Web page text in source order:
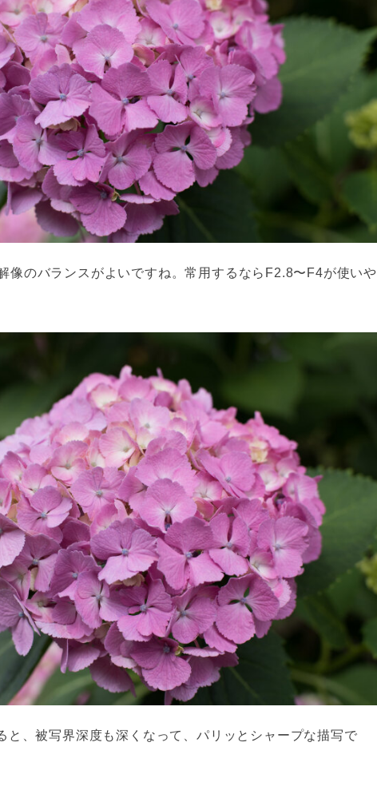
像のバランスがよいですね。常用するならF2.8〜F4が使いや
と、被写界深度も深くなって、パリッとシャープな描写で